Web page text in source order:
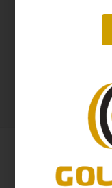
552